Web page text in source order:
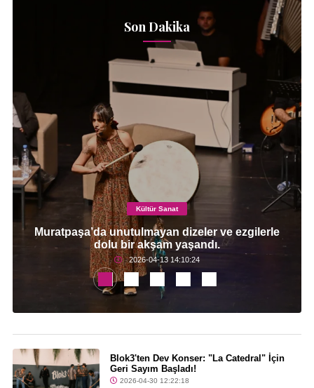
Son Dakika
Kültür Sanat
Muratpaşa’da unutulmayan dizeler ve ezgilerle
dolu bir akşam yaşandı.
2026-04-13 14:10:24
Blok3'ten Dev Konser: "La Catedral" İçin
Geri Sayım Başladı!
2026-04-30 12:22:18